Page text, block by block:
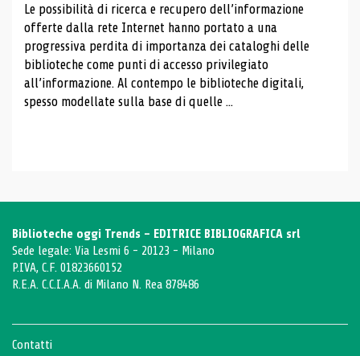
Le possibilità di ricerca e recupero dell’informazione
offerte dalla rete Internet hanno portato a una
progressiva perdita di importanza dei cataloghi delle
biblioteche come punti di accesso privilegiato
all’informazione. Al contempo le biblioteche digitali,
spesso modellate sulla base di quelle ...
Biblioteche oggi Trends - EDITRICE BIBLIOGRAFICA srl
Sede legale: Via Lesmi 6 - 20123 - Milano
P.IVA, C.F. 01823660152
R.E.A. C.C.I.A.A. di Milano N. Rea 878486
Contatti